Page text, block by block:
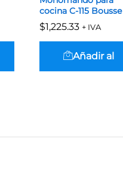
cocina C-115 Bousse
$1,225.33 + IVA
$1,225.33
Añadir al